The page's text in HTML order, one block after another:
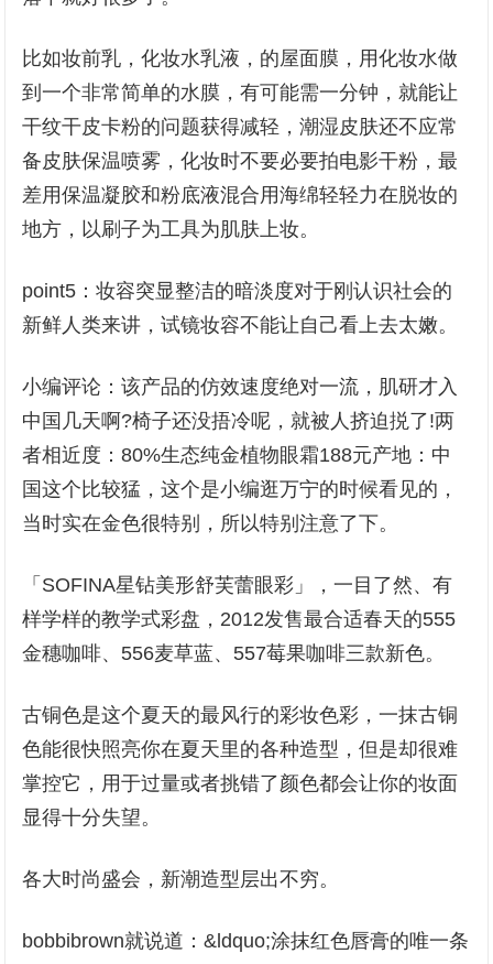
比如妆前乳，化妆水乳液，的屋面膜，用化妆水做
到一个非常简单的水膜，有可能需一分钟，就能让
干纹干皮卡粉的问题获得减轻，潮湿皮肤还不应常
备皮肤保温喷雾，化妆时不要必要拍电影干粉，最
差用保温凝胶和粉底液混合用海绵轻轻力在脱妆的
地方，以刷子为工具为肌肤上妆。
point5：妆容突显整洁的暗淡度对于刚认识社会的
新鲜人类来讲，试镜妆容不能让自己看上去太嫩。
小编评论：该产品的仿效速度绝对一流，肌研才入
中国几天啊?椅子还没捂冷呢，就被人挤迫捝了!两
者相近度：80%生态纯金植物眼霜188元产地：中
国这个比较猛，这个是小编逛万宁的时候看见的，
当时实在金色很特别，所以特别注意了下。
「SOFINA星钻美形舒芙蕾眼彩」，一目了然、有
样学样的教学式彩盘，2012发售最合适春天的555
金穗咖啡、556麦草蓝、557莓果咖啡三款新色。
古铜色是这个夏天的最风行的彩妆色彩，一抹古铜
色能很快照亮你在夏天里的各种造型，但是却很难
掌控它，用于过量或者挑错了颜色都会让你的妆面
显得十分失望。
各大时尚盛会，新潮造型层出不穷。
bobbibrown就说道：&ldquo;涂抹红色唇膏的唯一条